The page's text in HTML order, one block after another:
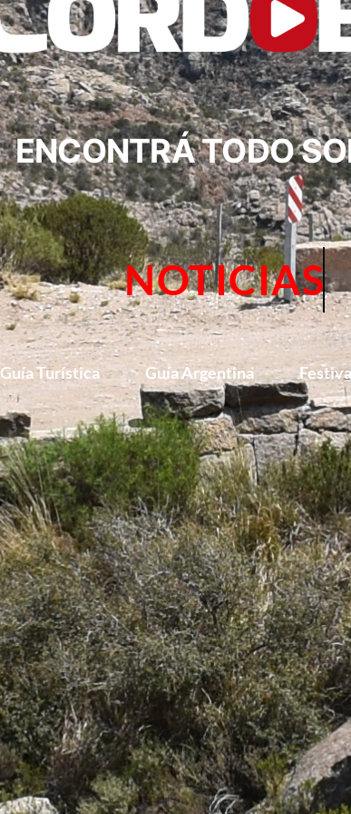
ENCONTRÁ TODO
NOTICIAS
Guía Turística Guía Argentina